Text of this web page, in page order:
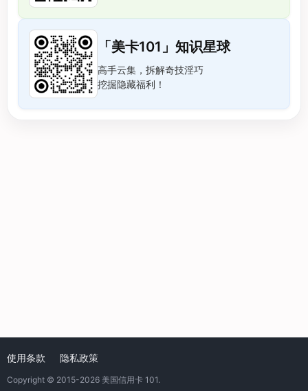
「美卡101」知识星球
高手云集，拆解奇技淫巧
挖掘隐藏福利！
使用条款 隐私政策
Copyright © 2015-2026 美国信用卡 101.